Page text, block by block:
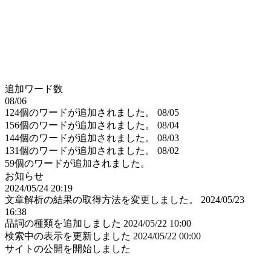
追加ワード数
08/06
124個のワードが追加されました。
08/05
156個のワードが追加されました。
08/04
144個のワードが追加されました。
08/03
131個のワードが追加されました。
08/02
59個のワードが追加されました。
お知らせ
2024/05/24 20:19
文章解析の結果の取得方法を変更しました。
2024/05/23
16:38
品詞の種類を追加しました 2024/05/22 10:00
検索中の表示を更新しました 2024/05/22 00:00
サイトの公開を開始しました